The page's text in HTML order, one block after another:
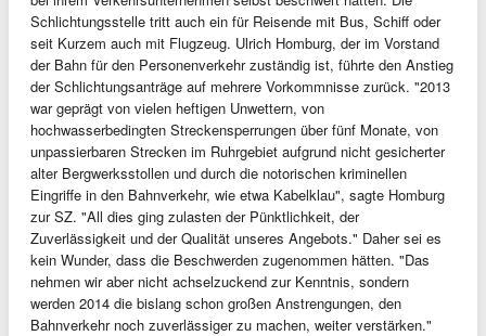
Schlichtungsstelle tritt auch ein für Reisende mit Bus, Schiff oder
seit Kurzem auch mit Flugzeug. Ulrich Homburg, der im Vorstand
der Bahn für den Personenverkehr zuständig ist, führte den Anstieg
der Schlichtungsanträge auf mehrere Vorkommnisse zurück. "2013
war geprägt von vielen heftigen Unwettern, von
hochwasserbedingten Streckensperrungen über fünf Monate, von
unpassierbaren Strecken im Ruhrgebiet aufgrund nicht gesicherter
alter Bergwerksstollen und durch die notorischen kriminellen
Eingriffe in den Bahnverkehr, wie etwa Kabelklau", sagte Homburg
zur SZ. "All dies ging zulasten der Pünktlichkeit, der
Zuverlässigkeit und der Qualität unseres Angebots." Daher sei es
kein Wunder, dass die Beschwerden zugenommen hätten. "Das
nehmen wir aber nicht achselzuckend zur Kenntnis, sondern
werden 2014 die bislang schon großen Anstrengungen, den
Bahnverkehr noch zuverlässiger zu machen, weiter verstärken."